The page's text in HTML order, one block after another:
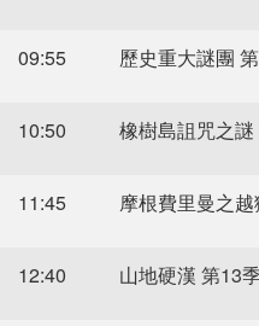
09:55 歷史重大謎團
10:50 橡樹島詛咒之
11:45 摩根費里曼之
12:40 山地硬漢 第13